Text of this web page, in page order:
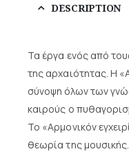
DESCRIPTION
Τα έργα ενός από
της αρχαιότητας. Η
σύνοψη όλων των
καιρούς ο
Το «Αρμονικόν
θεωρία της